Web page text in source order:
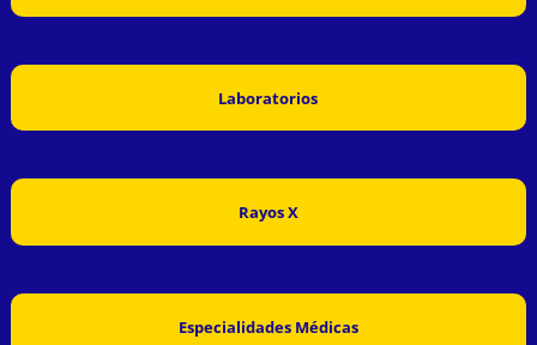
Laboratorios
Rayos X
Especialidades Médicas